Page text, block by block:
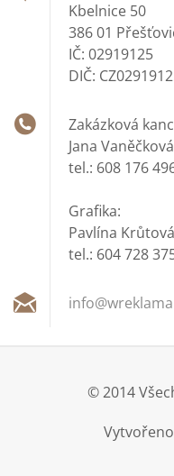
Kbelnice 50
386 01
IČ: 02919125
DIČ:
Zakázková
Jana Vaněčková
tel.: 608 176
Grafika:
Pavlína
tel.: 604 728
info@wre
© 2014